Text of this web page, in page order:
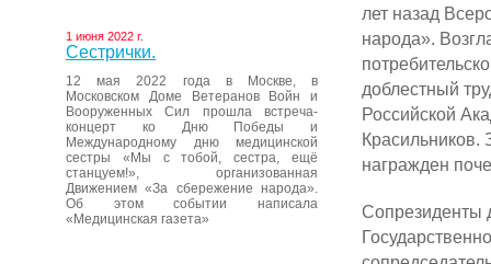
1 июня 2022 г.
Сестрички.
12 мая 2022 года в Москве, в
Московском Доме Ветеранов Войн и
Вооруженных Сил прошла встреча-
концерт ко Дню Победы и
Международному дню медицинской
сестры «Мы с тобой, сестра, ещё
станцуем!», организованная
Движением «За сбережение народа».
Об этом событии написала
«Медицинская газета»
лет на­зад
народа».
доблестный
Российской
Красильников.
награжден
Сопрезиденты